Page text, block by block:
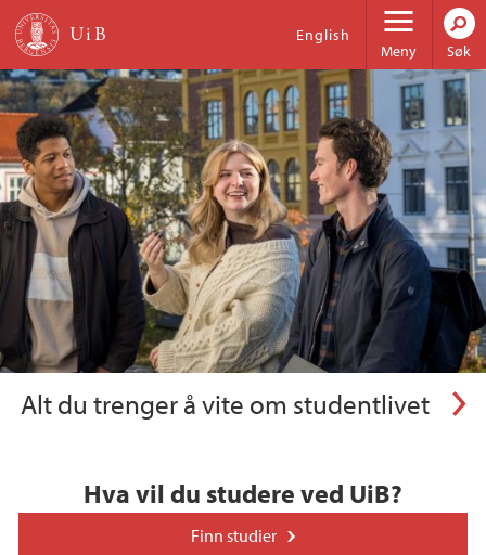
Universitetet i Bergen
Hopp til hovedinnhold
Meny
English
Søk
Informasjon for potensielle studenter
Alt du trenger å vite om studentlivet
Hva vil du studere ved UiB?
Finn studier